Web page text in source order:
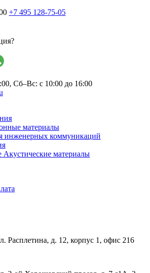
+7 495 128-75-05
Сб–Вс: с 10:00 до 16:00
материалы
инженерных коммуникаций
Акустические материалы
Расплетина, д. 12, корпус 1, офис 216